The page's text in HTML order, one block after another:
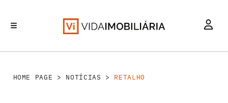
HOME PAGE > NOTÍCIAS > RETALHO